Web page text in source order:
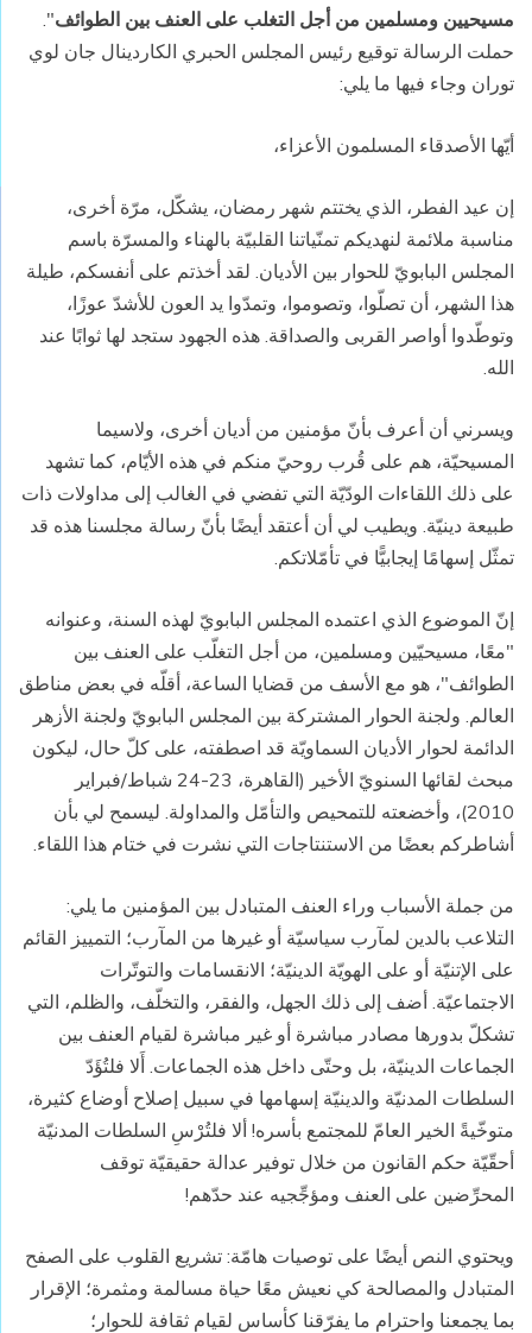
مسيحيين ومسلمين من أجل التغلب على العنف بين الطوائف".
حملت الرسالة توقيع رئيس المجلس الحبري الكاردينال جان لوي
توران وجاء فيها ما يلي:
أيّها الأصدقاء المسلمون الأعزاء،
إن عيد الفطر، الذي يختتم شهر رمضان، يشكّل، مرّة أخرى،
مناسبة ملائمة لنهديكم تمنّياتنا القلبيّة بالهناء والمسرّة باسم
المجلس البابويّ للحوار بين الأديان. لقد أخذتم على أنفسكم، طيلة
هذا الشهر، أن تصلّوا، وتصوموا، وتمدّوا يد العون للأشدّ عوزًا،
وتوطّدوا أواصر القربى والصداقة. هذه الجهود ستجد لها ثوابًا عند
الله.
ويسرني أن أعرف بأنّ مؤمنين من أديان أخرى، ولاسيما
المسيحيّة، هم على قُرب روحيّ منكم في هذه الأيّام، كما تشهد
على ذلك اللقاءات الودّيّة التي تفضي في الغالب إلى مداولات ذات
طبيعة دينيّة. ويطيب لي أن أعتقد أيضًا بأنّ رسالة مجلسنا هذه قد
تمثّل إسهامًا إيجابيًّا في تأمّلاتكم.
إنّ الموضوع الذي اعتمده المجلس البابويّ لهذه السنة، وعنوانه
"معًا، مسيحيّين ومسلمين، من أجل التغلّب على العنف بين
الطوائف"، هو مع الأسف من قضايا الساعة، أقلّه في بعض مناطق
العالم. ولجنة الحوار المشتركة بين المجلس البابويّ ولجنة الأزهر
الدائمة لحوار الأديان السماويّة قد اصطفته، على كلّ حال، ليكون
مبحث لقائها السنويّ الأخير (القاهرة، 23-24 شباط/فبراير
2010)، وأخضعته للتمحيص والتأمّل والمداولة. ليسمح لي بأن
أشاطركم بعضًا من الاستنتاجات التي نشرت في ختام هذا اللقاء.
من جملة الأسباب وراء العنف المتبادل بين المؤمنين ما يلي:
التلاعب بالدين لمآرب سياسيّة أو غيرها من المآرب؛ التمييز القائم
على الإتنيّة أو على الهويّة الدينيّة؛ الانقسامات والتوتّرات
الاجتماعيّة. أضف إلى ذلك الجهل، والفقر، والتخلّف، والظلم، التي
تشكلّ بدورها مصادر مباشرة أو غير مباشرة لقيام العنف بين
الجماعات الدينيّة، بل وحتّى داخل هذه الجماعات. أَلا فلتُؤَدّ
السلطات المدنيّة والدينيّة إسهامها في سبيل إصلاح أوضاع كثيرة،
متوخّيةً الخير العامّ للمجتمع بأسره! ألا فلتُرْسِ السلطات المدنيّة
أحقّيّة حكم القانون من خلال توفير عدالة حقيقيّة توقف
المحرِّضين على العنف ومؤجِّجيه عند حدّهم!
ويحتوي النص أيضًا على توصيات هامّة: تشريع القلوب على الصفح
المتبادل والمصالحة كي نعيش معًا حياة مسالمة ومثمرة؛ الإقرار
بما يجمعنا واحترام ما يفرّقنا كأساس لقيام ثقافة للحوار؛